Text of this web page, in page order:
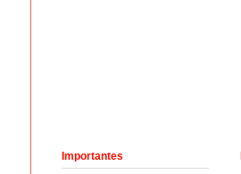
Importantes